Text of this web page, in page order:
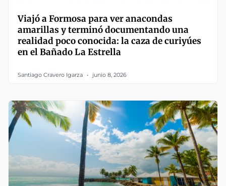
Viajó a Formosa para ver anacondas
amarillas y terminó documentando una
realidad poco conocida: la caza de curiyúes
en el Bañado La Estrella
Santiago Cravero Igarza junio 8, 2026